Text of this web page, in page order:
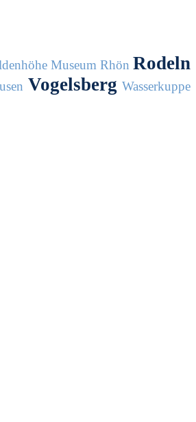
Museum Rhön Rodeln
Vogelsberg Wasserkuppe